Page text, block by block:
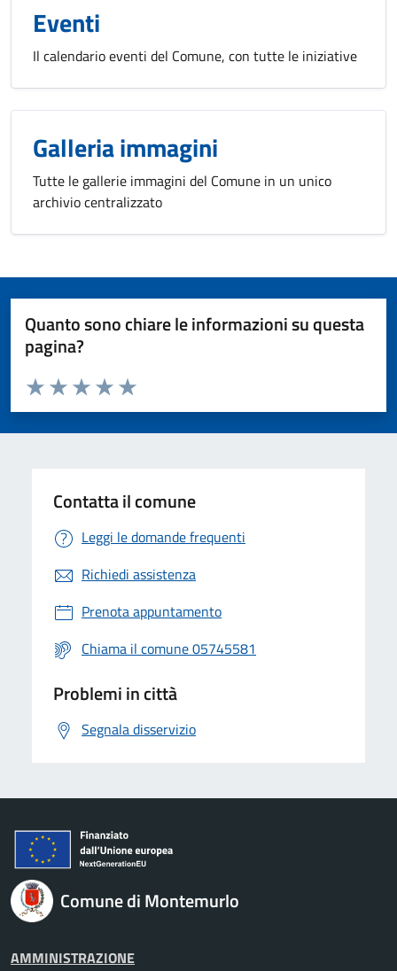
Eventi
Il calendario eventi del Comune, con tutte le iniziative
Galleria immagini
Tutte le gallerie immagini del Comune in un unico
archivio centralizzato
Quanto sono chiare le informazioni su questa
pagina?
Valuta da 1 a 5 stelle la pagina
Valuta 5 stelle su 5
Valuta 4 stelle su 5
Valuta 3 stelle su 5
Valuta 2 stelle su 5
Valuta 1 stelle su 5
Contatta il comune
Leggi le domande frequenti
Richiedi assistenza
Prenota appuntamento
Chiama il comune 05745581
Problemi in città
Segnala disservizio
Comune di Montemurlo
AMMINISTRAZIONE